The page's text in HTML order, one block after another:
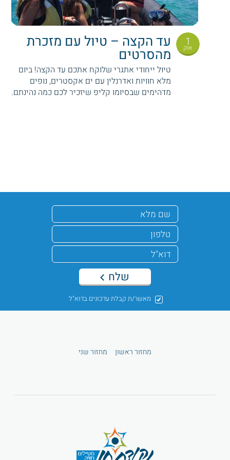
1
אוק עד הקצה – טיול עם מזכרת
מהסרטים
טיול ייחודי אתגרי שלוקח אתכם עד הקצה! ביום
מלא חוויות ואדרנלין עם ים אקסטרים, נופים
מדהימים שבסיומו קליפ שיזכיר לכם כמה נהינתם.
מאשר/ת קבלת עדכונים בדוא"ל
שלח
מחזור ראשון מחזור שני